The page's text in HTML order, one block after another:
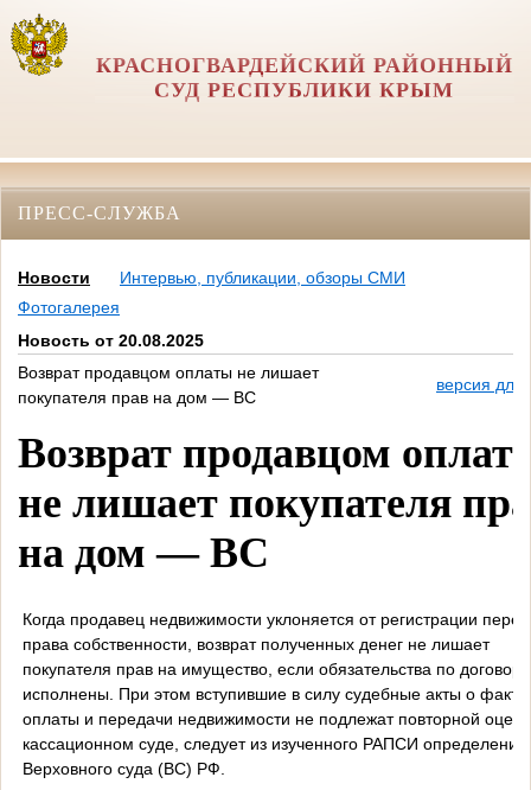
КРАСНОГВАРДЕЙСКИЙ РАЙОННЫЙ
СУД РЕСПУБЛИКИ КРЫМ
ПРЕСС-СЛУЖБА
Новости
Интервью, публикации, обзоры СМИ
Фотогалерея
Новость от 20.08.2025
Возврат продавцом оплаты не лишает
покупателя прав на дом — ВС
версия для
Возврат продавцом
не лишает покупателя
на дом — ВС
Когда продавец недвижимости уклоняется от регистрации
права собственности, возврат полученных денег не лишает
покупателя прав на имущество, если обязательства по договору
исполнены. При этом вступившие в силу судебные акты о факте
оплаты и передачи недвижимости не подлежат повторной
кассационном суде, следует из изученного РАПСИ определения
Верховного суда (ВС) РФ.